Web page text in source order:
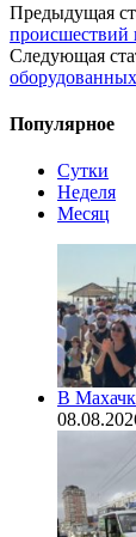
Предыдущая
происшествий
Следующая
Популярное
Сутки
Неделя
Месяц
В